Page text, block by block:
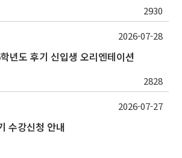
2930
년도 후기 신입생 오리엔테이션
2828
2026-07-28
수강신청 안내
2026-07-27